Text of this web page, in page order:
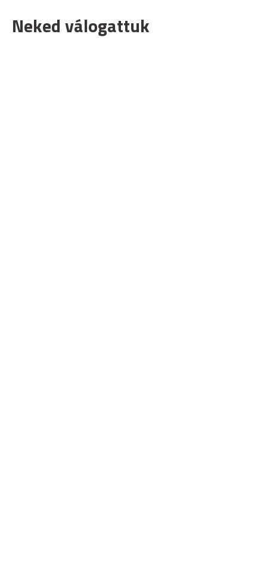
Neked válogattuk